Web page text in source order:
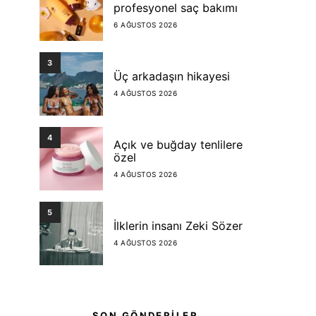
profesyonel saç bakımı
6 AĞUSTOS 2026
3
Üç arkadaşın hikayesi
4 AĞUSTOS 2026
4
Açık ve buğday tenlilere
özel
4 AĞUSTOS 2026
5
İlklerin insanı Zeki Sözer
4 AĞUSTOS 2026